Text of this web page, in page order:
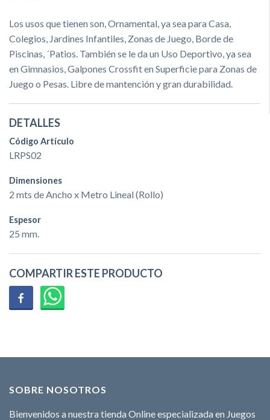
Los usos que tienen son, Ornamental, ya sea para Casa,
Colegios, Jardines Infantiles, Zonas de Juego, Borde de
Piscinas, ´Patios. También se le da un Uso Deportivo, ya sea
en Gimnasios, Galpones Crossfit en Superficie para Zonas de
Juego o Pesas. Libre de mantención y gran durabilidad.
DETALLES
Código Artículo
LRPS02
Dimensiones
2 mts de Ancho x Metro Lineal (Rollo)
Espesor
25 mm.
COMPARTIR ESTE PRODUCTO
SOBRE NOSOTROS
Bienvenidos a nuestra tienda Online especializada en Juegos